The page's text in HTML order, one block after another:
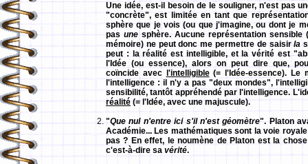
Une idée, est-il besoin de le souligner, n'est pas
"concrète", est limitée en tant que
sphère que je vois (ou que j'imagine, ou dont je
pas unesphère. Aucune représentation sensible
mémoire) ne peut donc me permettre de saisirla
peut : la réalité est intelligible, et la vérité est
l'Idée (ou essence), alors on peut dire que,
coïncide avec
l'intelligible(= l'Idée-essence). Le
l'intelligence : il n'y a pas "deux mondes",
sensibilité, tantôt appréhendé par l'intelligence.
réalité (= l'Idée, avec une majuscule).
"Que nul n'entre ici s'il n'est géomètre". Platon
Académie... Les mathématiques sont la voie
pas ? En effet, le noumène de Platon est la
c'est-à-dire sa vérité.